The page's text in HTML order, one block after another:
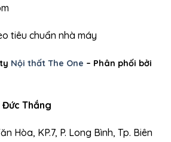
tiêu chuẩn nhà máy
Nội thất The One – Phân phối bởi
Đức Thắng
Hòa, KP.7, P. Long Bình, Tp. Biên